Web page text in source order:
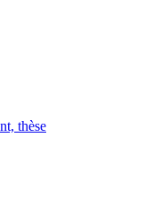
thèse